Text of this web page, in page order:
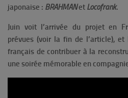
japonaise : BRAHMANet Locofrank.
Juin voit l’arrivée du projet en
prévues (voir la fin de l’article),
français de contribuer à la
une soirée mémorable en